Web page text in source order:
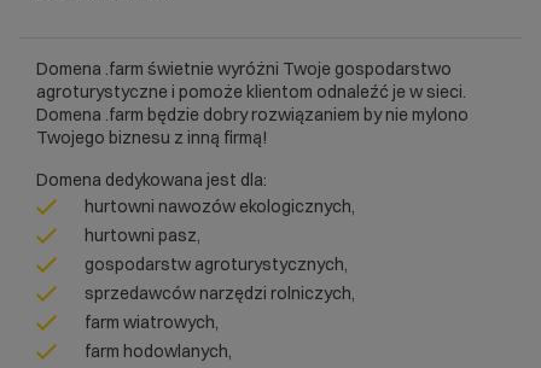
Domena .farm świetnie wyróżni Twoje gospodarstwo
agroturystyczne i pomoże klientom odnaleźć je w sieci.
Domena .farm będzie dobry rozwiązaniem by nie mylono
Twojego biznesu z inną firmą!
Domena dedykowana jest dla:
hurtowni nawozów ekologicznych,
hurtowni pasz,
gospodarstw agroturystycznych,
sprzedawców narzędzi rolniczych,
farm wiatrowych,
farm hodowlanych,